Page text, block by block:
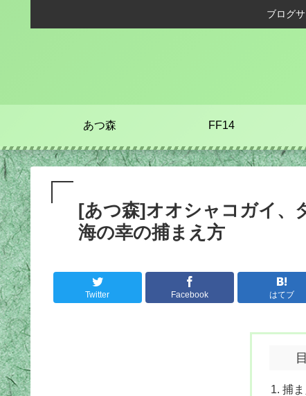
ブログ
あつ森 FF14
[あつ森]オオシャコガイ、
海の幸の捕まえ方
Twitter Facebook はてブ
捕